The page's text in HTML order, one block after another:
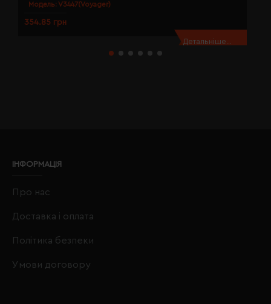
Модель: V3447(Voyager)
354.85 грн
Детальніше...
ІНФОРМАЦІЯ
Про нас
Доставка і оплата
Політика безпеки
Умови договору